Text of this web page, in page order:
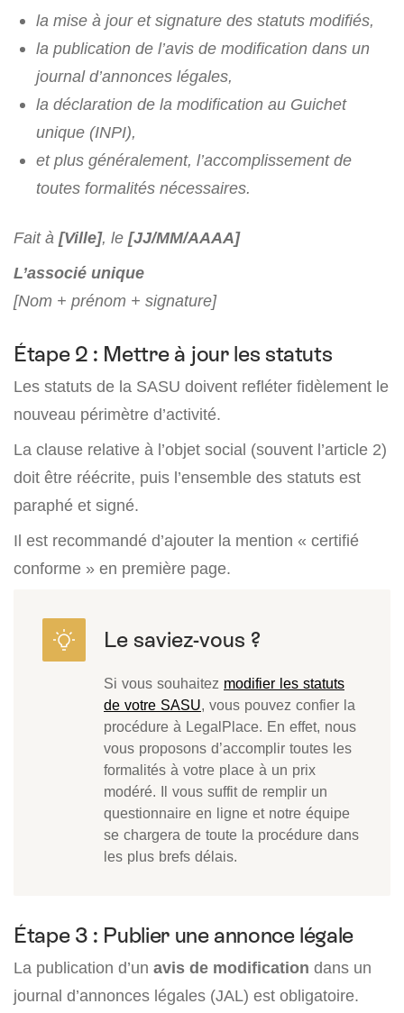
la mise à jour et signature des statuts modifiés,
la publication de l’avis de modification dans un
journal d’annonces légales,
la déclaration de la modification au Guichet
unique (INPI),
et plus généralement, l’accomplissement de
toutes formalités nécessaires.
Fait à [Ville], le [JJ/MM/AAAA]
L’associé unique
[Nom + prénom + signature]
Étape 2 : Mettre à jour les statuts
Les statuts de la SASU doivent refléter fidèlement le
nouveau périmètre d’activité.
La clause relative à l’objet social (souvent l’article 2)
doit être réécrite, puis l’ensemble des statuts est
paraphé et signé.
Il est recommandé d’ajouter la mention « certifié
conforme » en première page.
Si vous souhaitez modifier les statuts
de votre SASU, vous pouvez confier la
procédure à LegalPlace. En effet, nous
vous proposons d’accomplir toutes les
formalités à votre place à un prix
modéré. Il vous suffit de remplir un
questionnaire en ligne et notre équipe
se chargera de toute la procédure dans
les plus brefs délais.
Étape 3 : Publier une annonce légale
La publication d’un avis de modification dans un
journal d’annonces légales (JAL) est obligatoire.